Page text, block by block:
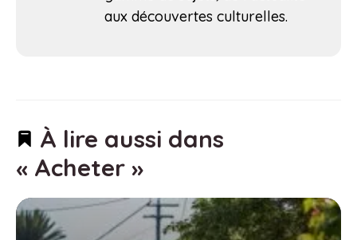
aux découvertes culturelles.
À lire aussi dans
« Acheter »